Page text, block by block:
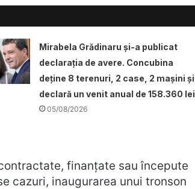
Mirabela Grădinaru și-a publicat
declarația de avere. Concubina
deține 8 terenuri, 2 case, 2 mașini și
declară un venit anual de 158.360 lei
05/08/2026
finanțate sau începute
cazuri, inaugurarea unui tronson